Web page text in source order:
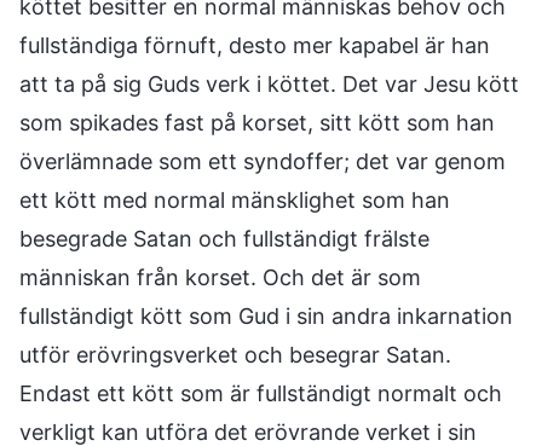
köttet besitter en normal människas behov och
fullständiga förnuft, desto mer kapabel är han
att ta på sig Guds verk i köttet. Det var Jesu kött
som spikades fast på korset, sitt kött som han
överlämnade som ett syndoffer; det var genom
ett kött med normal mänsklighet som han
besegrade Satan och fullständigt frälste
människan från korset. Och det är som
fullständigt kött som Gud i sin andra inkarnation
utför erövringsverket och besegrar Satan.
Endast ett kött som är fullständigt normalt och
verkligt kan utföra det erövrande verket i sin